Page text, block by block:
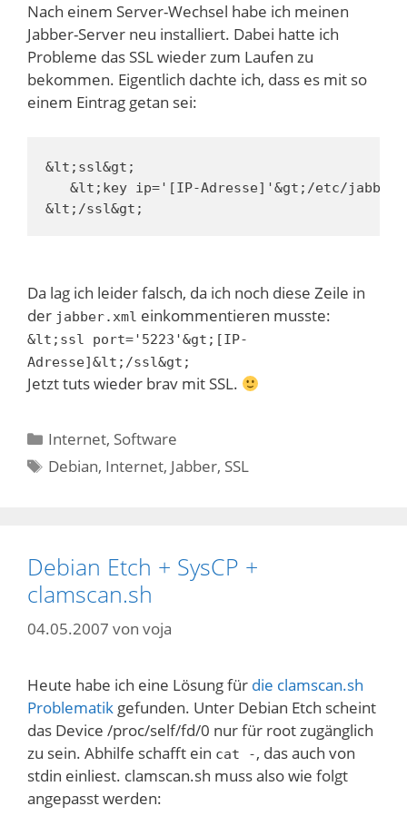
Nach einem Server-Wechsel habe ich meinen
Jabber-Server neu installiert. Dabei hatte ich
Probleme das SSL wieder zum Laufen zu
bekommen. Eigentlich dachte ich, dass es mit so
einem Eintrag getan sei:
&lt;ssl&gt;
&lt;key ip='[IP-Adresse]'&gt;/etc/jabber/
&lt;/ssl&gt;
Da lag ich leider falsch, da ich noch diese Zeile in
der jabber.xml einkommentieren musste:
&lt;ssl port='5223'&gt;[IP-
Adresse]&lt;/ssl&gt;
Jetzt tuts wieder brav mit SSL.
Kategorien
Internet, Software
Schlagwörter
Debian, Internet, Jabber, SSL
Debian Etch + SysCP +
clamscan.sh
04.05.2007 von voja
Heute habe ich eine Lösung für die clamscan.sh
Problematik gefunden. Unter Debian Etch scheint
das Device /proc/self/fd/0 nur für root zugänglich
zu sein. Abhilfe schafft ein cat -, das auch von
stdin einliest. clamscan.sh muss also wie folgt
angepasst werden: